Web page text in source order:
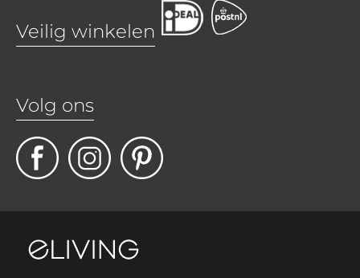
Veilig winkelen
Volg ons